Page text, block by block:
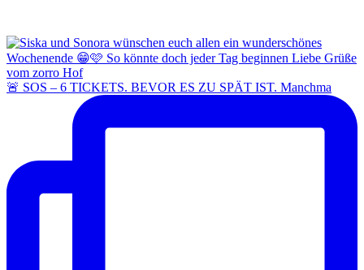
🚨 SOS – 6 TICKETS. BEVOR ES ZU SPÄT IST. Manchma